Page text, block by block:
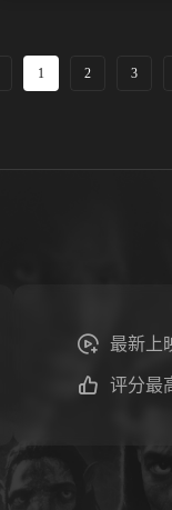
1 2 3
最新上
评分最